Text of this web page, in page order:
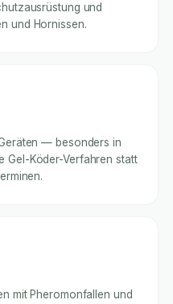
und
und Hornissen.
— besonders in
Gel-Köder-Verfahren statt
mit Pheromonfallen und